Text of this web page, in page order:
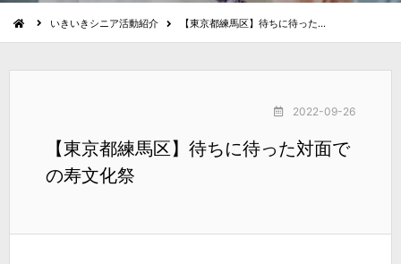
いきいきシニア活動紹介 【東京都練馬区】待ちに待った…
2022-09-26
【東京都練馬区】待ちに待った対面で
の寿文化祭